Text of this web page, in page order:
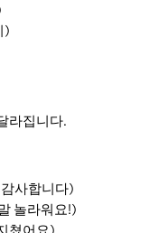
)
라집니다.
사합니다)
놀라워요!)